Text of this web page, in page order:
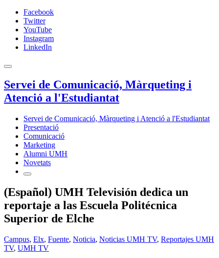
Facebook
Twitter
YouTube
Instagram
LinkedIn
Servei de Comunicació, Màrqueting i
Atenció a l'Estudiantat
Servei de Comunicació, Màrqueting i Atenció a l'Estudiantat
Presentació
Comunicació
Marketing
Alumni UMH
Novetats
(Español) UMH Televisión dedica un
reportaje a las Escuela Politécnica
Superior de Elche
Campus, Elx, Fuente, Noticia, Noticias UMH TV, Reportajes UMH
TV, UMH TV